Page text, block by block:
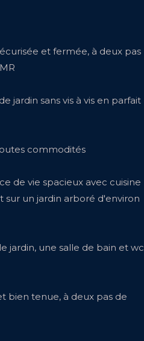
et fermée, à deux pas
jardin sans vis à vis en parfait
commodités
de vie spacieux avec cuisine
un jardin arboré d'environ
jardin, une salle de bain et wc
bien tenue, à deux pas de